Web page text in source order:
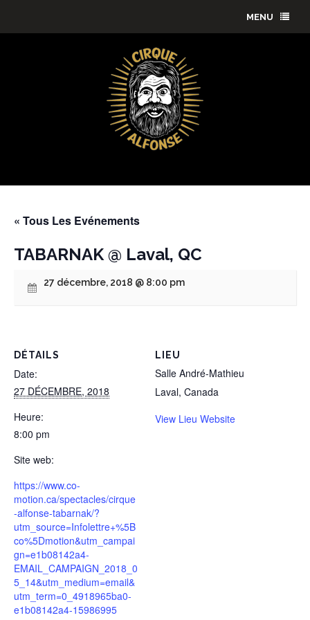
MENU
« Tous Les Evénements
TABARNAK @ Laval, QC
27 décembre, 2018 @ 8:00 pm
DÉTAILS
Date:
27 DÉCEMBRE, 2018
Heure:
8:00 pm
Site web:
https://www.co-
motion.ca/spectacles/cirque
-alfonse-tabarnak/?
utm_source=Infolettre+%5B
co%5Dmotion&utm_campai
gn=e1b08142a4-
EMAIL_CAMPAIGN_2018_0
5_14&utm_medium=email&
utm_term=0_4918965ba0-
e1b08142a4-15986995
LIEU
Salle André-Mathieu
Laval, Canada
View Lieu Website